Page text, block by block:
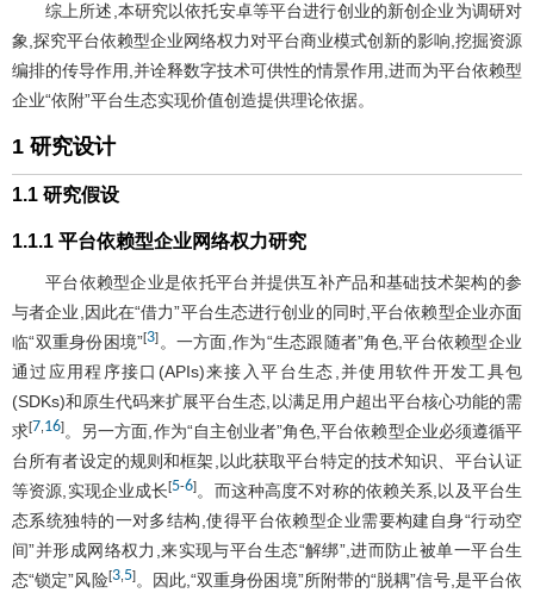
综上所述,本研究以依托安卓等平台进行创业的新创企业为调研对
象,探究平台依赖型企业网络权力对平台商业模式创新的影响,挖掘资源
编排的传导作用,并诠释数字技术可供性的情景作用,进而为平台依赖型
企业“依附”平台生态实现价值创造提供理论依据。
1 研究设计
1.1 研究假设
1.1.1 平台依赖型企业网络权力研究
平台依赖型企业是依托平台并提供互补产品和基础技术架构的参
与者企业,因此在“借力”平台生态进行创业的同时,平台依赖型企业亦面
临“双重身份困境”[3] 。一方面,作为“生态跟随者”角色,平台依赖型企业
通过应用程序接口(APIs)来接入平台生态,并使用软件开发工具包
(SDKs)和原生代码来扩展平台生态,以满足用户超出平台核心功能的需
求[7 16]。另一方面,作为“自主创业者”角色,平台依赖型企业必须遵循平
台所有者设定的规则和框架,以此获取平台特定的技术知识、平台认证
等资源,实现企业成长[5-6]。而这种高度不对称的依赖关系,以及平台生
态系统独特的一对多结构,使得平台依赖型企业需要构建自身“行动空
间”并形成网络权力,来实现与平台生态“解绑”,进而防止被单一平台生
态“锁定”风险[3, 5]。因此,“双重身份困境”所附带的“脱耦”信号,是平台依